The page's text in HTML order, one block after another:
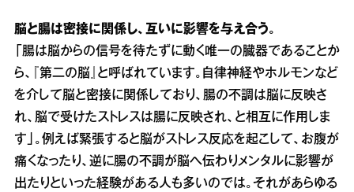
脳と腸は密接に関係し、互いに影響を与え合う。
「腸は脳からの信号を待たずに動く唯一の臓器であることか
ら、『第二の脳』と呼ばれています。自律神経やホルモンなど
を介して脳と密接に関係しており、腸の不調は脳に反映さ
れ、脳で受けたストレスは腸に反映され、と相互に作用しま
す」。例えば緊張すると脳がストレス反応を起こして、お腹が
痛くなったり、逆に腸の不調が脳へ伝わりメンタルに影響が
出たりといった経験がある人も多いのでは。それがあらゆる